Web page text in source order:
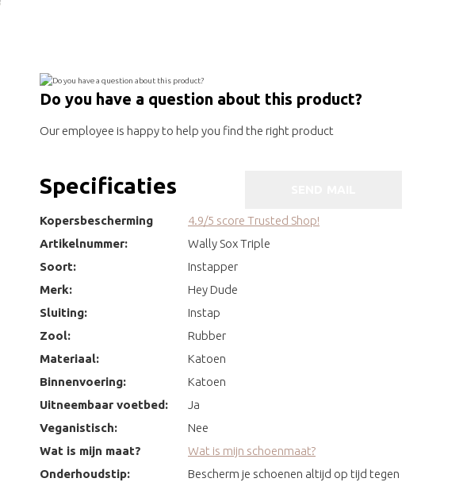
Do you have a question about this product?
Our employee is happy to help you find the right product
Specificaties
Kopersbescherming
4.9/5 score Trusted Shop!
Artikelnummer:
Wally Sox Triple
Soort:
Instapper
Merk:
Hey Dude
Sluiting:
Instap
Zool:
Rubber
Materiaal:
Katoen
Binnenvoering:
Katoen
Uitneembaar voetbed:
Ja
Veganistisch:
Nee
Wat is mijn maat?
Wat is mijn schoenmaat?
Onderhoudstip:
Bescherm je schoenen altijd op tijd tegen